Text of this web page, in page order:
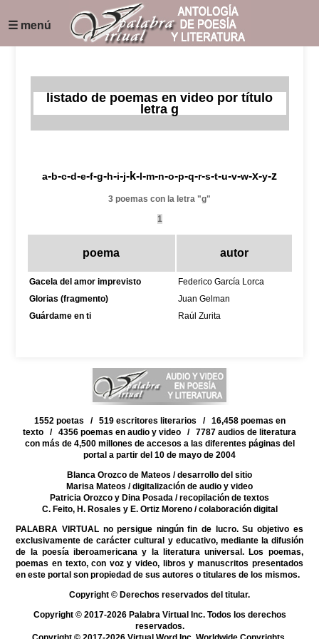
☰ menú
listado de poemas en video por título
letra g
a-b-c-d-e-f-g-h-i-j-k-l-m-n-o-p-q-r-s-t-u-v-w-x-y-z
3 poemas con la letra "g"
1
poema autor
Gacela del amor imprevisto
Federico García Lorca
Glorias (fragmento)
Juan Gelman
Guárdame en ti
Raúl Zurita
1552 poetas / 519 escritores literarios / 16,458 poemas en
texto / 4356 poemas en audio y video / 7787 audios de literatura
con más de 4,500 millones de accesos a las diferentes páginas del
portal a partir del 10 de mayo de 2004
Blanca Orozco de Mateos / desarrollo del sitio
Marisa Mateos / digitalización de audio y video
Patricia Orozco y Dina Posada / recopilación de textos
C. Feito, H. Rosales y E. Ortiz Moreno/ colaboración digital
PALABRA VIRTUAL no persigue ningún fin de lucro. Su objetivo es
exclusivamente de carácter cultural y educativo, mediante la difusión
de la poesía iberoamericana y la literatura universal. Los poemas,
poemas en texto, con voz y video, libros y manuscritos presentados
en este portal son propiedad de sus autores o titulares de los mismos.
Copyright © Derechos reservados del titular.
Copyright © 2017-2026 Palabra Virtual Inc. Todos los derechos
reservados.